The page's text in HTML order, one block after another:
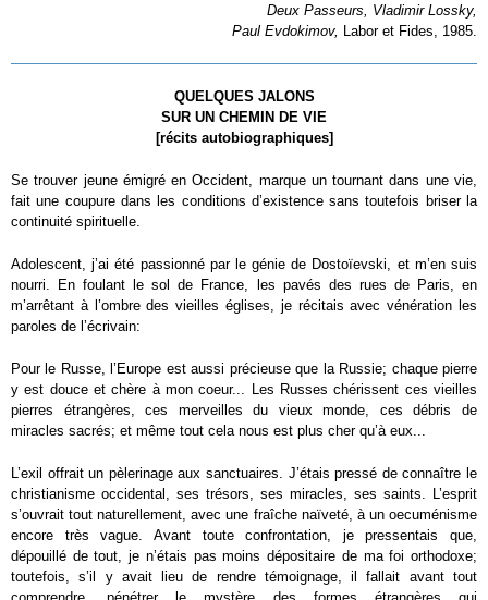
Deux Passeurs, Vladimir Lossky,
Paul Evdokimov, Labor et Fides, 1985.
QUELQUES JALONS
SUR UN CHEMIN DE VIE
[récits autobiographiques]
Se trouver jeune émigré en Occident, marque un tournant dans une vie,
fait une coupure dans les conditions d’existence sans toutefois briser la
continuité spirituelle.
Adolescent, j’ai été passionné par le génie de Dostoïevski, et m’en suis
nourri. En foulant le sol de France, les pavés des rues de Paris, en
m’arrêtant à l’ombre des vieilles églises, je récitais avec vénération les
paroles de l’écrivain:
Pour le Russe, l’Europe est aussi précieuse que la Russie; chaque pierre
y est douce et chère à mon coeur... Les Russes chérissent ces vieilles
pierres étrangères, ces merveilles du vieux monde, ces débris de
miracles sacrés; et même tout cela nous est plus cher qu’à eux...
L’exil offrait un pèlerinage aux sanctuaires. J’étais pressé de connaître le
christianisme occidental, ses trésors, ses miracles, ses saints. L’esprit
s’ouvrait tout naturellement, avec une fraîche naïveté, à un oecuménisme
encore très vague. Avant toute confrontation, je pressentais que,
dépouillé de tout, je n’étais pas moins dépositaire de ma foi orthodoxe;
toutefois, s’il y avait lieu de rendre témoignage, il fallait avant tout